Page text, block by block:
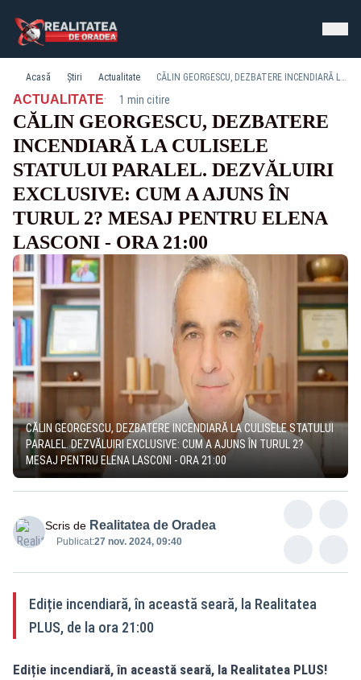
Acasă Știri Actualitate CĂLIN GEORGESCU, DEZBATERE INCENDIARĂ LA CULISELE STATULUI PARALEL. DEZVĂLUIRI EXCLUSIVE: CUM A AJUNS ÎN TURUL 2? MESAJ PENTRU ELENA LASCONI - ORA 21:00
ACTUALITATE· 1 min citire
CĂLIN GEORGESCU, DEZBATERE
INCENDIARĂ LA CULISELE
STATULUI PARALEL. DEZVĂLUIRI
EXCLUSIVE: CUM A AJUNS ÎN
TURUL 2? MESAJ PENTRU ELENA
LASCONI - ORA 21:00
CĂLIN GEORGESCU, DEZBATERE INCENDIARĂ LA CULISELE STATULUI
PARALEL. DEZVĂLUIRI EXCLUSIVE: CUM A AJUNS ÎN TURUL 2?
MESAJ PENTRU ELENA LASCONI - ORA 21:00
Scris de Realitatea de Oradea
Publicat:27 nov. 2024, 09:40
Ediție incendiară, în această seară, la Realitatea
PLUS, de la ora 21:00
Ediție incendiară, în această seară, la Realitatea PLUS!